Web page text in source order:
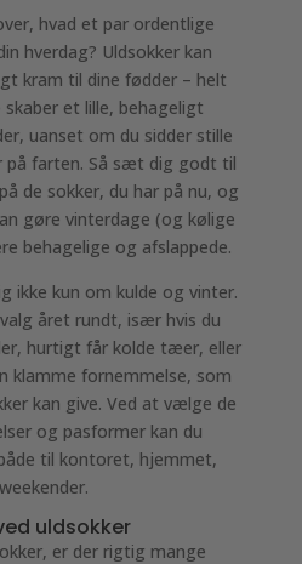
hvad et par ordentlige
hverdag? Uldsokker kan
kram til dine fødder – helt
skaber et lille, behageligt
uanset om du sidder stille
på farten. Så sæt dig godt til
de sokker, du har på nu, og
gøre vinterdage (og kølige
behagelige og afslappede.
ikke kun om kulde og vinter.
året rundt, især hvis du
hurtigt får kolde tæer, eller
klamme fornemmelse, som
kan give. Ved at vælge de
og pasformer kan du
til kontoret, hjemmet,
uldsokker
er der rigtig mange